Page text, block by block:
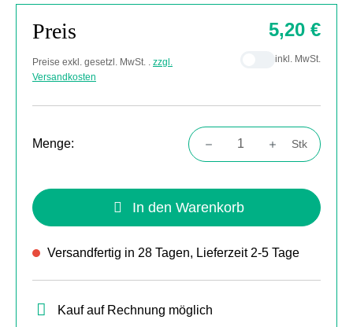
Preis
Preise exkl. gesetzl. MwSt. . zzgl.
Versandkosten
5,20 €
inkl. MwSt.
Menge:
Produkt Anzahl: Gib den gewünschten
Stk
In den Warenkorb
Versandfertig in 28 Tagen, Lieferzeit 2-5 Tage
Kauf auf Rechnung möglich